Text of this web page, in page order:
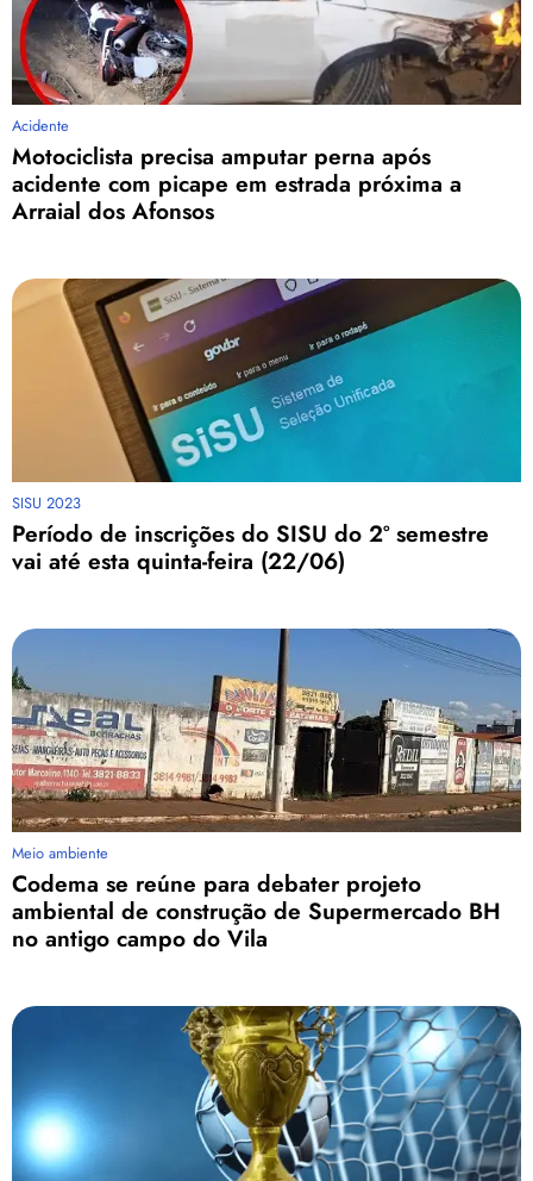
Acidente
Motociclista precisa amputar perna após
acidente com picape em estrada próxima a
Arraial dos Afonsos
SISU 2023
Período de inscrições do SISU do 2º semestre
vai até esta quinta-feira (22/06)
Meio ambiente
Codema se reúne para debater projeto
ambiental de construção de Supermercado BH
no antigo campo do Vila